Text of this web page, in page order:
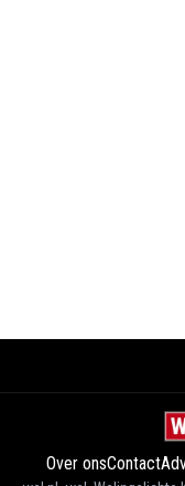
Over onsContact